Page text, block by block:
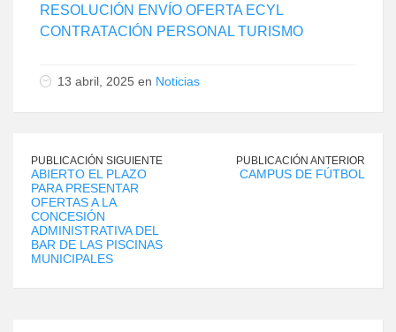
RESOLUCIÓN ENVÍO OFERTA ECYL
CONTRATACIÓN PERSONAL TURISMO
13 abril, 2025 en Noticias
PUBLICACIÓN SIGUIENTE
ABIERTO EL PLAZO
PARA PRESENTAR
OFERTAS A LA
CONCESIÓN
ADMINISTRATIVA DEL
BAR DE LAS PISCINAS
MUNICIPALES
PUBLICACIÓN ANTERIOR
CAMPUS DE FÚTBOL